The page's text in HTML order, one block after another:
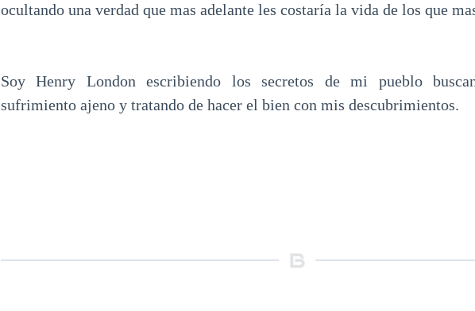
ocultando una verdad que mas adelante les costaría la vida de los que
Soy Henry London escribiendo los secretos de mi pueblo
sufrimiento ajeno y tratando de hacer el bien con mis descubrimientos.